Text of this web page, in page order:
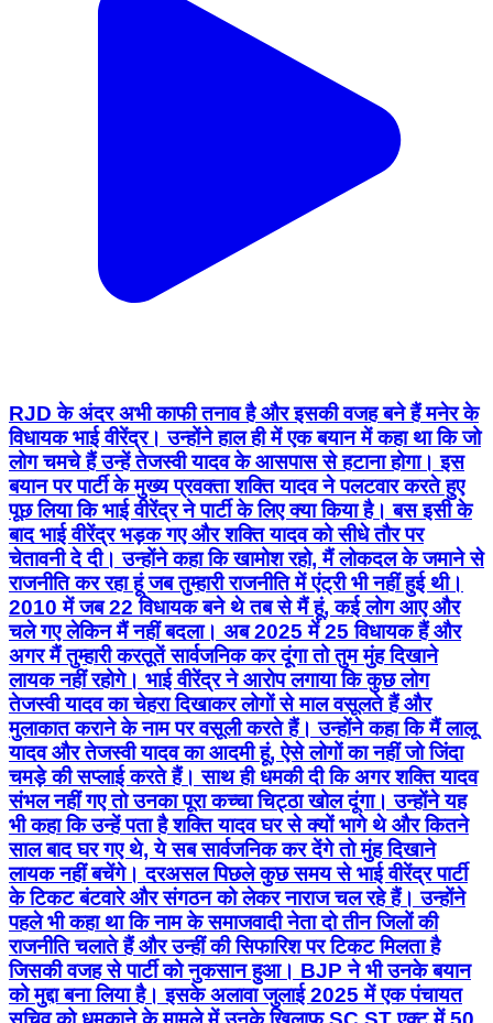
RJD के अंदर अभी काफी तनाव है और इसकी वजह बने हैं मनेर के
विधायक भाई वीरेंद्र। उन्होंने हाल ही में एक बयान में कहा था कि जो
लोग चमचे हैं उन्हें तेजस्वी यादव के आसपास से हटाना होगा। इस
बयान पर पार्टी के मुख्य प्रवक्ता शक्ति यादव ने पलटवार करते हुए
पूछ लिया कि भाई वीरेंद्र ने पार्टी के लिए क्या किया है। बस इसी के
बाद भाई वीरेंद्र भड़क गए और शक्ति यादव को सीधे तौर पर
चेतावनी दे दी। उन्होंने कहा कि खामोश रहो, मैं लोकदल के जमाने से
राजनीति कर रहा हूं जब तुम्हारी राजनीति में एंट्री भी नहीं हुई थी।
2010 में जब 22 विधायक बने थे तब से मैं हूं, कई लोग आए और
चले गए लेकिन मैं नहीं बदला। अब 2025 में 25 विधायक हैं और
अगर मैं तुम्हारी करतूतें सार्वजनिक कर दूंगा तो तुम मुंह दिखाने
लायक नहीं रहोगे। भाई वीरेंद्र ने आरोप लगाया कि कुछ लोग
तेजस्वी यादव का चेहरा दिखाकर लोगों से माल वसूलते हैं और
मुलाकात कराने के नाम पर वसूली करते हैं। उन्होंने कहा कि मैं लालू
यादव और तेजस्वी यादव का आदमी हूं, ऐसे लोगों का नहीं जो जिंदा
चमड़े की सप्लाई करते हैं। साथ ही धमकी दी कि अगर शक्ति यादव
संभल नहीं गए तो उनका पूरा कच्चा चिट्ठा खोल दूंगा। उन्होंने यह
भी कहा कि उन्हें पता है शक्ति यादव घर से क्यों भागे थे और कितने
साल बाद घर गए थे, ये सब सार्वजनिक कर देंगे तो मुंह दिखाने
लायक नहीं बचेंगे। दरअसल पिछले कुछ समय से भाई वीरेंद्र पार्टी
के टिकट बंटवारे और संगठन को लेकर नाराज चल रहे हैं। उन्होंने
पहले भी कहा था कि नाम के समाजवादी नेता दो तीन जिलों की
राजनीति चलाते हैं और उन्हीं की सिफारिश पर टिकट मिलता है
जिसकी वजह से पार्टी को नुकसान हुआ। BJP ने भी उनके बयान
को मुद्दा बना लिया है। इसके अलावा जुलाई 2025 में एक पंचायत